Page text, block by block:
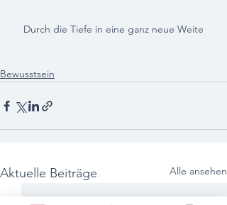
Durch die Tiefe in eine ganz neue Weite
Bewusstsein
Aktuelle Beiträge Alle ansehen